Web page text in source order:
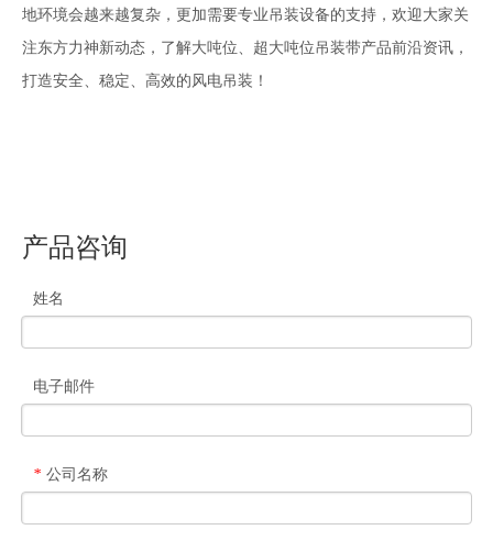
地环境会越来越复杂，更加需要专业吊装设备的支持，欢迎大家关
注东方力神新动态，了解大吨位、超大吨位吊装带产品前沿资讯，
打造安全、稳定、高效的风电吊装！
产品咨询
姓名
电子邮件
* 公司名称